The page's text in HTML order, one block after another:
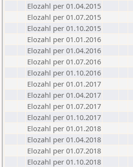
Elozahl per 01.04.2015
Elozahl per 01.07.2015
Elozahl per 01.10.2015
Elozahl per 01.01.2016
Elozahl per 01.04.2016
Elozahl per 01.07.2016
Elozahl per 01.10.2016
Elozahl per 01.01.2017
Elozahl per 01.04.2017
Elozahl per 01.07.2017
Elozahl per 01.10.2017
Elozahl per 01.01.2018
Elozahl per 01.04.2018
Elozahl per 01.07.2018
Elozahl per 01.10.2018